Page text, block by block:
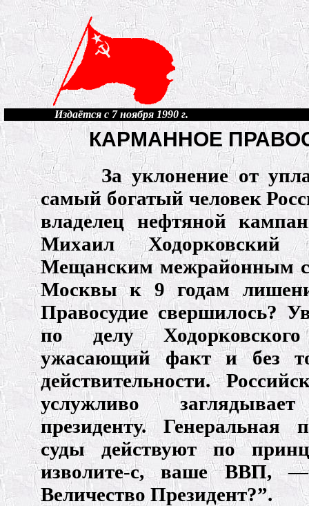
Издаётся с 7 ноября 1990 г.
КАРМАННОЕ
За уклонение от
самый богатый человек
владелец нефтяной
Михаил Ходорковский
Мещанским межрайонным
Москвы к 9 годам
Правосудие свершилось?
по делу
ужасающий факт и без
действительности.
услужливо
президенту. Генеральная
суды действуют по
изволите-с, ваше ВВП, —
Величество Президент?”.